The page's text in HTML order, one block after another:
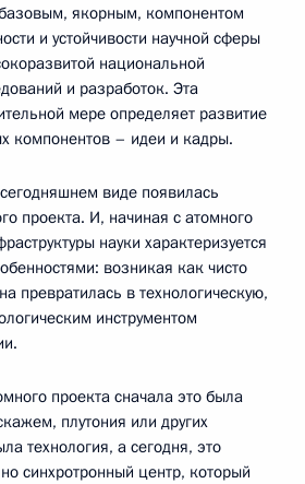
якорным, компонентом
и устойчивости научной сферы
национальной
и разработок. Эта
мере определяет развитие
компонентов – идеи и кадры.
виде появилась
проекта. И, начиная с атомного
науки характеризуется
возникая как чисто
превратилась в технологическую,
инструментом
проекта сначала это была
плутония или других
технология, а сегодня, это
синхротронный центр, который